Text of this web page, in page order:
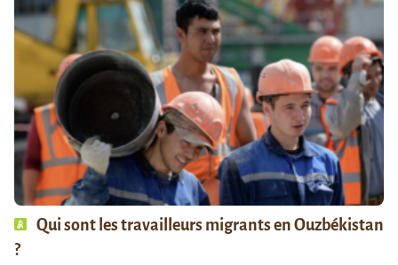
Qui sont les travailleurs migrants en Ouzbékistan
?